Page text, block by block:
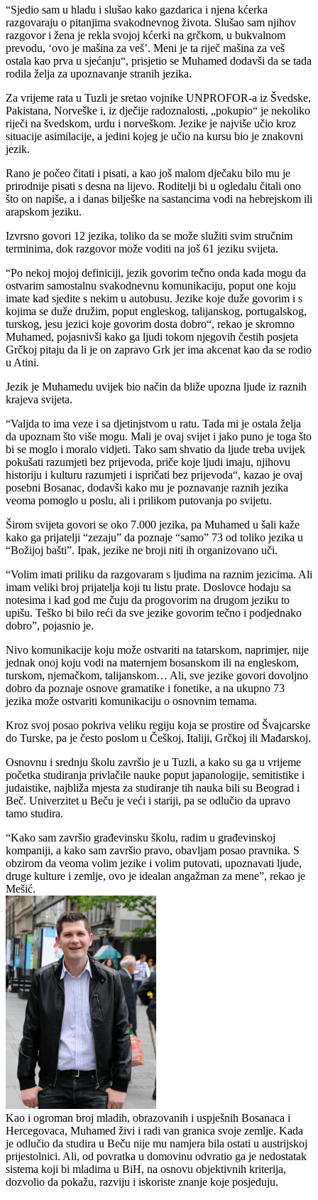
“Sjedio sam u hladu i slušao kako gazdarica i njena kćerka
razgovaraju o pitanjima svakodnevnog života. Slušao sam njihov
razgovor i žena je rekla svojoj kćerki na grčkom, u bukvalnom
prevodu, ‘ovo je mašina za veš’. Meni je ta riječ mašina za veš
ostala kao prva u sjećanju“, prisjetio se Muhamed dodavši da se tada
rodila želja za upoznavanje stranih jezika.
Za vrijeme rata u Tuzli je sretao vojnike UNPROFOR-a iz Švedske,
Pakistana, Norveške i, iz dječije radoznalosti, „pokupio“ je nekoliko
riječi na švedskom, urdu i norveškom. Jezike je najviše učio kroz
situacije asimilacije, a jedini kojeg je učio na kursu bio je znakovni
jezik.
Rano je počeo čitati i pisati, a kao još malom dječaku bilo mu je
prirodnije pisati s desna na lijevo. Roditelji bi u ogledalu čitali ono
što on napiše, a i danas bilješke na sastancima vodi na hebrejskom ili
arapskom jeziku.
Izvrsno govori 12 jezika, toliko da se može služiti svim stručnim
terminima, dok razgovor može voditi na još 61 jeziku svijeta.
“Po nekoj mojoj definiciji, jezik govorim tečno onda kada mogu da
ostvarim samostalnu svakodnevnu komunikaciju, poput one koju
imate kad sjedite s nekim u autobusu. Jezike koje duže govorim i s
kojima se duže družim, poput engleskog, talijanskog, portugalskog,
turskog, jesu jezici koje govorim dosta dobro“, rekao je skromno
Muhamed, pojasnivši kako ga ljudi tokom njegovih čestih posjeta
Grčkoj pitaju da li je on zapravo Grk jer ima akcenat kao da se rodio
u Atini.
Jezik je Muhamedu uvijek bio način da bliže upozna ljude iz raznih
krajeva svijeta.
“Valjda to ima veze i sa djetinjstvom u ratu. Tada mi je ostala želja
da upoznam što više mogu. Mali je ovaj svijet i jako puno je toga što
bi se moglo i moralo vidjeti. Tako sam shvatio da ljude treba uvijek
pokušati razumjeti bez prijevoda, priče koje ljudi imaju, njihovu
historiju i kulturu razumjeti i ispričati bez prijevoda“, kazao je ovaj
posebni Bosanac, dodavši kako mu je poznavanje raznih jezika
veoma pomoglo u poslu, ali i prilikom putovanja po svijetu.
Širom svijeta govori se oko 7.000 jezika, pa Muhamed u šali kaže
kako ga prijatelji “zezaju” da poznaje “samo” 73 od toliko jezika u
“Božijoj bašti”. Ipak, jezike ne broji niti ih organizovano uči.
“Volim imati priliku da razgovaram s ljudima na raznim jezicima. Ali
imam veliki broj prijatelja koji tu listu prate. Doslovce hodaju sa
notesima i kad god me čuju da progovorim na drugom jeziku to
upišu. Teško bi bilo reći da sve jezike govorim tečno i podjednako
dobro”, pojasnio je.
Nivo komunikacije koju može ostvariti na tatarskom, naprimjer, nije
jednak onoj koju vodi na maternjem bosanskom ili na engleskom,
turskom, njemačkom, talijanskom… Ali, sve jezike govori dovoljno
dobro da poznaje osnove gramatike i fonetike, a na ukupno 73
jezika može ostvariti komunikaciju o osnovnim temama.
Kroz svoj posao pokriva veliku regiju koja se prostire od Švajcarske
do Turske, pa je često poslom u Češkoj, Italiji, Grčkoj ili Mađarskoj.
Osnovnu i srednju školu završio je u Tuzli, a kako su ga u vrijeme
početka studiranja privlačile nauke poput japanologije, semitistike i
judaistike, najbliža mjesta za studiranje tih nauka bili su Beograd i
Beč. Univerzitet u Beču je veći i stariji, pa se odlučio da upravo
tamo studira.
“Kako sam završio građevinsku školu, radim u građevinskoj
kompaniji, a kako sam završio pravo, obavljam posao pravnika. S
obzirom da veoma volim jezike i volim putovati, upoznavati ljude,
druge kulture i zemlje, ovo je idealan angažman za mene”, rekao je
Mešić.
Kao i ogroman broj mladih, obrazovanih i uspješnih Bosanaca i
Hercegovaca, Muhamed živi i radi van granica svoje zemlje. Kada
je odlučio da studira u Beču nije mu namjera bila ostati u austrijskoj
prijestolnici. Ali, od povratka u domovinu odvratio ga je nedostatak
sistema koji bi mladima u BiH, na osnovu objektivnih kriterija,
dozvolio da pokažu, razviju i iskoriste znanje koje posjeduju.